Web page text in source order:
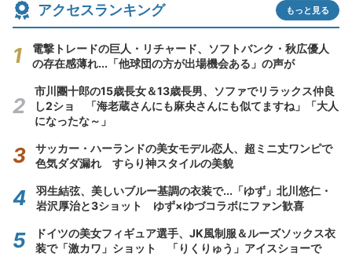
アクセスランキング もっと見る
電撃トレードの巨人・リチャード、ソフトバンク・秋広優人
の存在感薄れ...「他球団の方が出場機会ある」の声が
市川團十郎の15歳長女＆13歳長男、ソファでリラックス仲良
し2ショ 「海老蔵さんにも麻央さんにも似てますね」「大人
になったな～」
サッカー・ハーランドの美女モデル恋人、超ミニ丈ワンピで
色気ダダ漏れ すらり神スタイルの美貌
羽生結弦、美しいブルー基調の衣装で...「ゆず」北川悠仁・
岩沢厚治と3ショット ゆず×ゆづコラボにファン歓喜
ドイツの美女フィギュア選手、JK風制服＆ルーズソックス衣
装で「激カワ」ショット 「りくりゅう」アイスショーで